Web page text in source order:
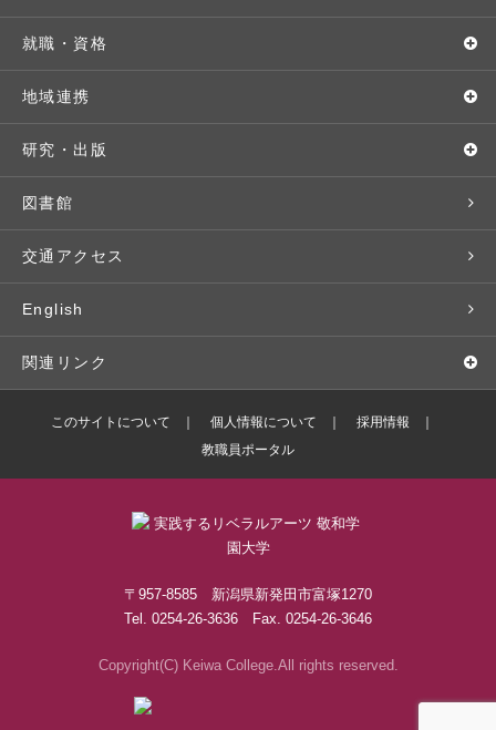
キャンパス・施設設備
交通アクセス
基本情報・情報公開
広報・公聴
Webオープンキャンパス
個別相談（来学・オンライン）
特待生（入学者向け）
パンフレット・資料請求
入学予定者の皆さま
地域実践
留学プログラム
語学プログラム
教職課程
教員紹介
学修支援の体制
キャンパスライフ
年間スケジュール
クラブ・サークル
大学周辺マップ
学生寮
学生支援制度
奨学金・特待生（在学生向け）
就職・資格
就職・進路サポート
資格取得
公務員試験対策
就職実績
社会で活躍する卒業生
地域連携
地域との連携
生涯学習
科目等履修生
社会人・シニア入学
施設・設備の貸し出し
研究・出版
研究者・研究分野
人文社会科学研究所
情報メディア研究所
研究論文
出版物
図書館
交通アクセス
English
関連リンク
バドミントン部ブログ
敬和学園高等学校
このサイトについて 個人情報について
採用情報
教職員ポータル
〒957-8585 新潟県新発田市富塚1270
Tel. 0254-26-3636 Fax. 0254-26-3646
Copyright(C) Keiwa College.All rights reserved.